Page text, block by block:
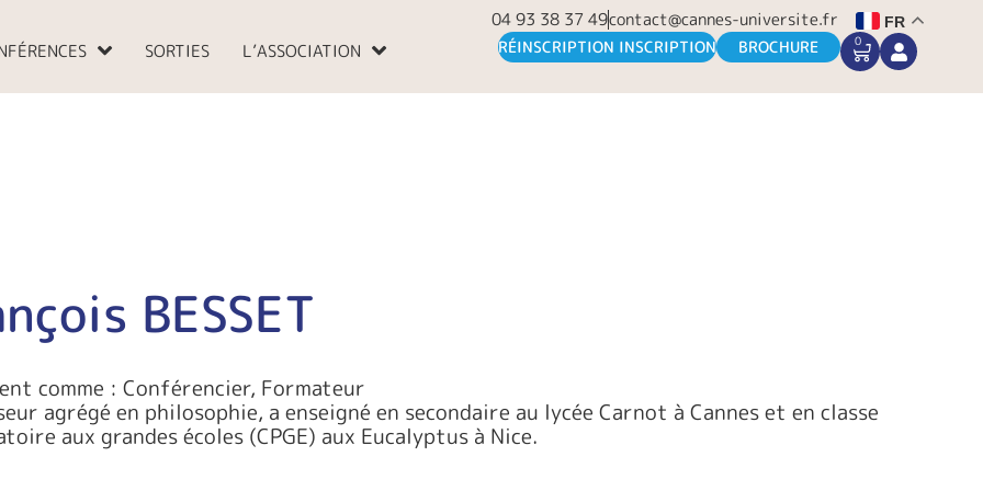
04 93 38 37 49contact@cannes-universite.fr FR
SORTIES L’ASSOCIATION RÉINSCRIPTION INSCRIPTION BROCHURE 0
CART
BESSET
comme : Conférencier, Formateur
agrégé en philosophie, a enseigné en secondaire au lycée Carnot à Cannes et en classe
aux grandes écoles (CPGE) aux Eucalyptus à Nice.